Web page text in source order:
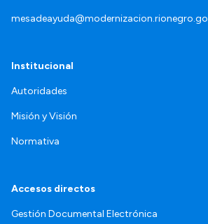
Institucional
Autoridades
Misión y Visión
Normativa
Accesos directos
Gestión Documental Electrónica